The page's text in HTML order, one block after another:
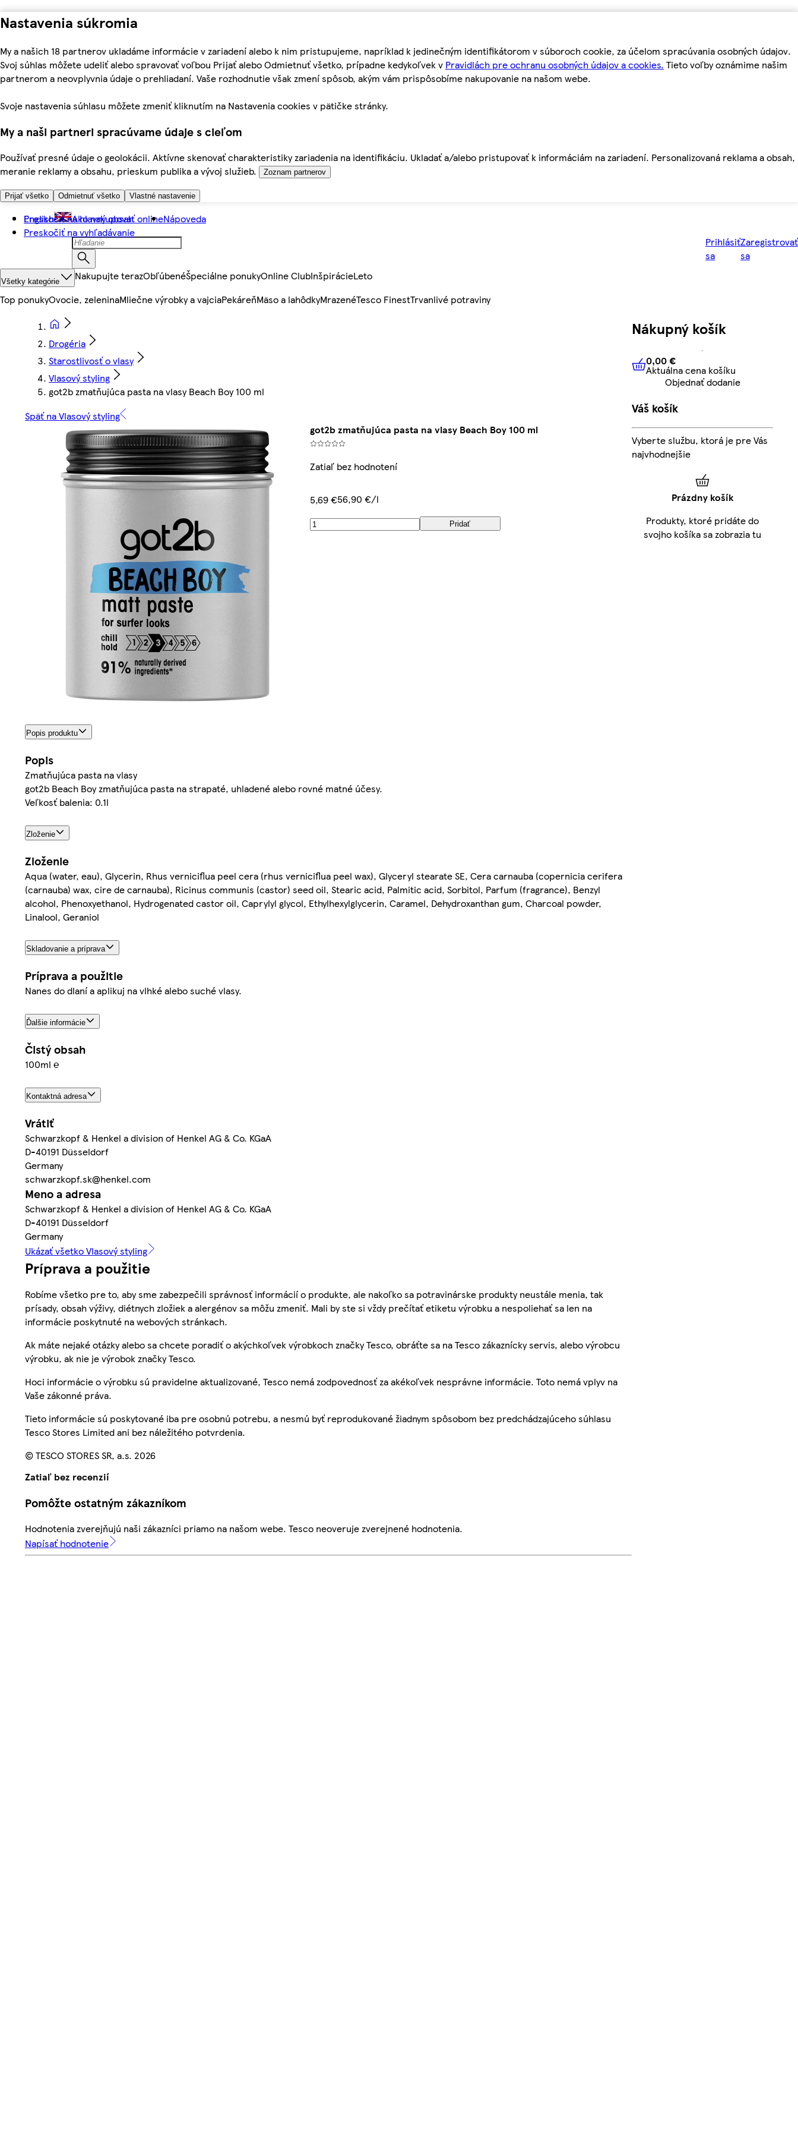
Nastavenia súkromia
My a našich 18 partnerov ukladáme informácie v zariadení alebo k nim pristupujeme, napríklad k jedinečným identifikátorom v súboroch cookie, za účelom spracúvania osobných údajov.
Svoj súhlas môžete udeliť alebo spravovať voľbou Prijať alebo Odmietnuť všetko, prípadne kedykoľvek v Pravidlách pre ochranu osobných údajov a cookies. Tieto voľby oznámime našim
partnerom a neovplyvnia údaje o prehliadaní. Vaše rozhodnutie však zmení spôsob, akým vám prispôsobíme nakupovanie na našom webe.
Svoje nastavenia súhlasu môžete zmeniť kliknutím na Nastavenia cookies v pätičke stránky.
My a naši partneri spracúvame údaje s cieľom
Používať presné údaje o geolokácii. Aktívne skenovať charakteristiky zariadenia na identifikáciu. Ukladať a/alebo pristupovať k informáciám na zariadení. Personalizovaná reklama a obsah,
meranie reklamy a obsahu, prieskum publika a vývoj služieb.
Zoznam partnerov
Prijať všetko Odmietnuť všetko Vlastné nastavenie
Preskočiť na hlavný obsah
Preskočiť na vyhľadávanie
English Ako nakupovať onlineNápoveda
Prihlásiť
sa
Zaregistrovať
sa
Všetky kategórie Nakupujte terazObľúbenéŠpeciálne ponukyOnline ClubInšpirácieLeto
Top ponukyOvocie, zeleninaMliečne výrobky a vajciaPekáreňMäso a lahôdkyMrazenéTesco FinestTrvanlivé potraviny
Drogéria
Starostlivosť o vlasy
Vlasový styling
got2b zmatňujúca pasta na vlasy Beach Boy 100 ml
Späť na Vlasový styling
got2b zmatňujúca pasta na vlasy Beach Boy 100 ml
Zatiaľ bez hodnotení
5,69 €56,90 €/l
Pridať
Popis produktu
Popis
Zmatňujúca pasta na vlasy
got2b Beach Boy zmatňujúca pasta na strapaté, uhladené alebo rovné matné účesy.
Veľkosť balenia: 0.1l
Zloženie
Zloženie
Aqua (water, eau), Glycerin, Rhus verniciflua peel cera (rhus verniciflua peel wax), Glyceryl stearate SE, Cera carnauba (copernicia cerifera
(carnauba) wax, cire de carnauba), Ricinus communis (castor) seed oil, Stearic acid, Palmitic acid, Sorbitol, Parfum (fragrance), Benzyl
alcohol, Phenoxyethanol, Hydrogenated castor oil, Caprylyl glycol, Ethylhexylglycerin, Caramel, Dehydroxanthan gum, Charcoal powder,
Linalool, Geraniol
Skladovanie a príprava
Príprava a použitie
Nanes do dlaní a aplikuj na vlhké alebo suché vlasy.
Ďalšie informácie
Čistý obsah
100ml ℮
Kontaktná adresa
Vrátiť
Schwarzkopf & Henkel a division of Henkel AG & Co. KGaA
D-40191 Düsseldorf
Germany
schwarzkopf.sk@henkel.com
Meno a adresa
Schwarzkopf & Henkel a division of Henkel AG & Co. KGaA
D-40191 Düsseldorf
Germany
Ukázať všetko Vlasový styling
Príprava a použitie
Robíme všetko pre to, aby sme zabezpečili správnosť informácií o produkte, ale nakoľko sa potravinárske produkty neustále menia, tak
prísady, obsah výživy, diétnych zložiek a alergénov sa môžu zmeniť. Mali by ste si vždy prečítať etiketu výrobku a nespoliehať sa len na
informácie poskytnuté na webových stránkach.
Ak máte nejaké otázky alebo sa chcete poradiť o akýchkoľvek výrobkoch značky Tesco, obráťte sa na Tesco zákaznícky servis, alebo výrobcu
výrobku, ak nie je výrobok značky Tesco.
Hoci informácie o výrobku sú pravidelne aktualizované, Tesco nemá zodpovednosť za akékoľvek nesprávne informácie. Toto nemá vplyv na
Vaše zákonné práva.
Tieto informácie sú poskytované iba pre osobnú potrebu, a nesmú byť reprodukované žiadnym spôsobom bez predchádzajúceho súhlasu
Tesco Stores Limited ani bez náležitého potvrdenia.
© TESCO STORES SR, a.s. 2026
Zatiaľ bez recenzií
Pomôžte ostatným zákazníkom
Hodnotenia zverejňujú naši zákazníci priamo na našom webe. Tesco neoveruje zverejnené hodnotenia.
Napísať hodnotenie
Nákupný košík
0,00 € Aktuálna cena košíku
0,00 €
Aktuálna cena košíku
Objednať dodanie
Váš košík
Vyberte službu, ktorá je pre Vás
najvhodnejšie
Prázdny košík
Produkty, ktoré pridáte do
svojho košíka sa zobrazia tu